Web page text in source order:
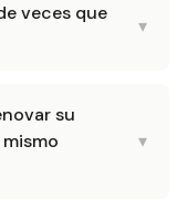
veces que
▾
su
▾